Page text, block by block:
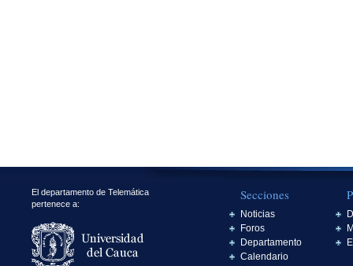
El departamento de Telemática
pertenece a:
Secciones
Noticias
Foros
Departamento
Calendario